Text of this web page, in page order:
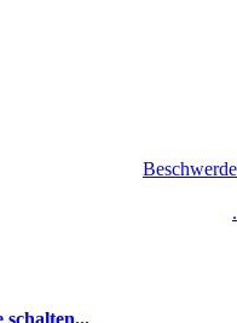
Beschwerde
.